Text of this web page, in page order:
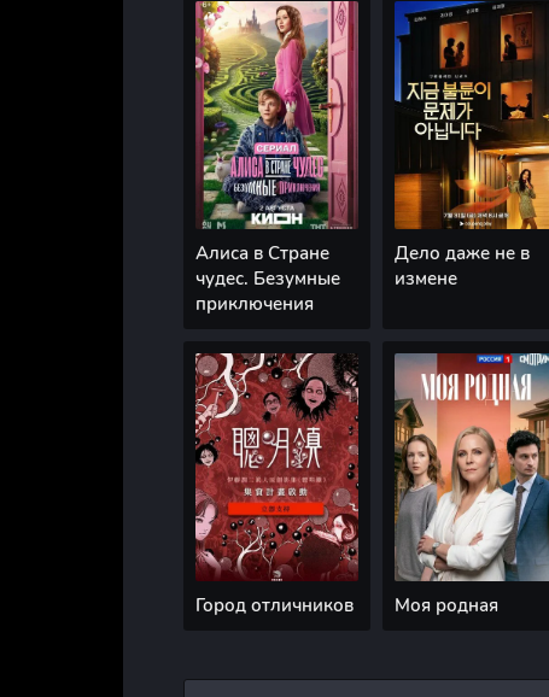
Алиса в Стране
чудес. Безумные
приключения
Дело даже не в
измене
Город отличников Моя родная